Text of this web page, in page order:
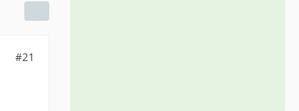
#21